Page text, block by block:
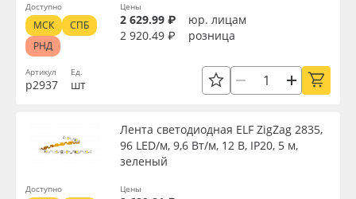
Артикул
р2937
Ед.
шт
Цены
2 629.99 ₽
юр. лицам
2 920.49 ₽
розница
Доступно
МСК
СПБ
РНД
Лента светодиодная ELF ZigZag 2835,
96 LED/м, 9,6 Вт/м, 12 В, IP20, 5 м,
зеленый
Цены
Доступно